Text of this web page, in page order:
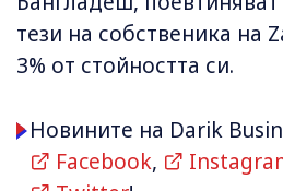
тези на собственика на
3% от стойността си.
Новините на Darik
Facebook,